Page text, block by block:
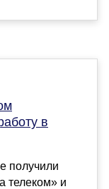
в
получили
телеком» и